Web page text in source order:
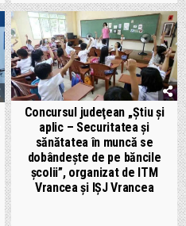
Concursul judeţean „Ştiu şi
aplic – Securitatea şi
sănătatea în muncă se
dobândeşte de pe băncile
şcolii”, organizat de ITM
Vrancea și IȘJ Vrancea